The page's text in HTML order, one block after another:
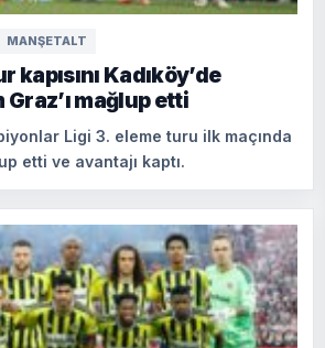
MANŞETALT
kapısını Kadıköy’de
mağlup etti
Ligi 3. eleme turu ilk maçında
etti ve avantajı kaptı.